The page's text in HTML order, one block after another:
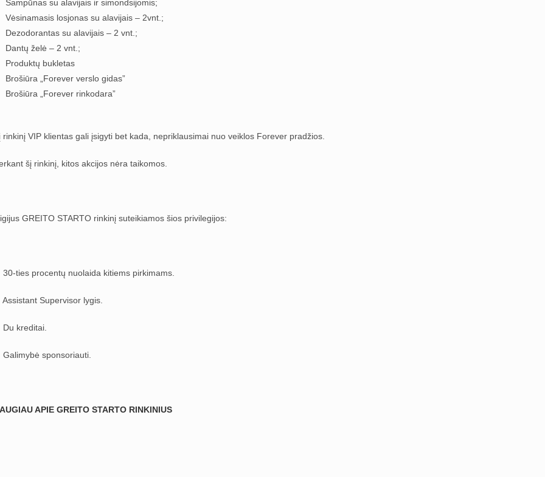
Šampūnas su alavijais ir simondsijomis;
Vėsinamasis losjonas su alavijais – 2vnt.;
Dezodorantas su alavijais – 2 vnt.;
Dantų želė – 2 vnt.;
Produktų bukletas
Brošiūra „Forever verslo gidas”
Brošiūra „Forever rinkodara”
rinkinį VIP klientas gali įsigyti bet kada, nepriklausimai nuo veiklos Forever pradžios.
šį rinkinį, kitos akcijos nėra taikomos.
GREITO STARTO rinkinį suteikiamos šios privilegijos:
30-ties procentų nuolaida kitiems pirkimams.
Assistant Supervisor lygis.
Du kreditai.
Galimybė sponsoriauti.
APIE GREITO STARTO RINKINIUS